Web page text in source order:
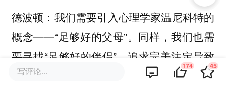
德波顿： 我们需要引入心理学家温尼科特的
概念——“足够好的父母”。同样，我们也需
要寻找“足够好的伴侣”。追求完美注定导致
幻灭和孤独。一个“足够好”的伴侣，是一个
写评论... 174 45